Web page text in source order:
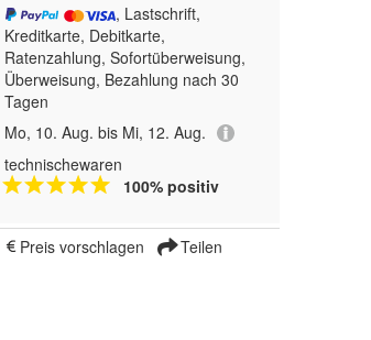
, Lastschrift,
Kreditkarte, Debitkarte,
Ratenzahlung, Sofortüberweisung,
Überweisung, Bezahlung nach 30
Tagen
Mo, 10. Aug. bis Mi, 12. Aug.
technischewaren
100% positiv
Preis vorschlagen Teilen